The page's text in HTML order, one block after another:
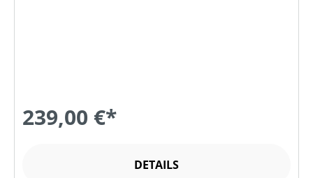
239,00 €*
DETAILS